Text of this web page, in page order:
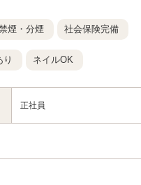
煙・分煙 社会保険完備
り ネイルOK
正社員